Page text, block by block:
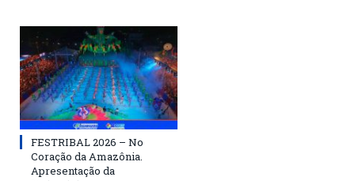
FESTRIBAL 2026 – No
Coração da Amazônia.
Apresentação da